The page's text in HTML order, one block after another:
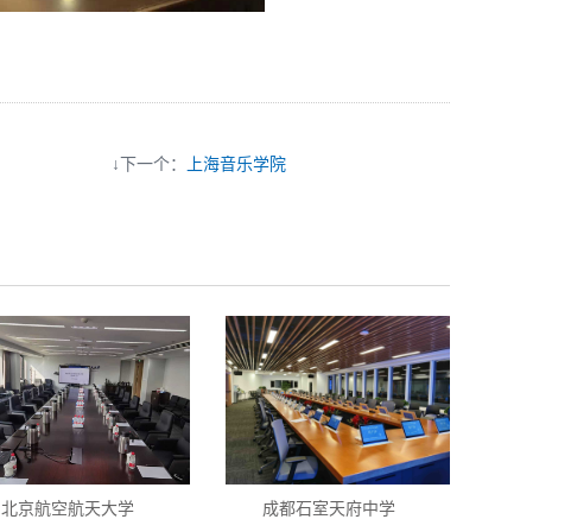
↓下一个： 上海音乐学院
北京航空航天大学 成都石室天府中学